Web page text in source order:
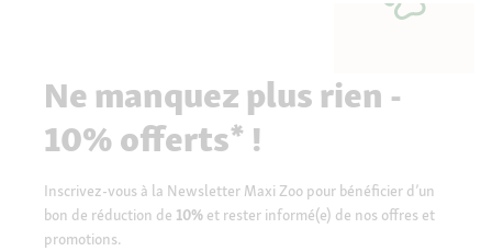
Ne manquez plus rien -
10% offerts* !
Inscrivez-vous à la Newsletter Maxi Zoo pour bénéficier d’un
bon de réduction de 10% et rester informé(e) de nos offres et
promotions.